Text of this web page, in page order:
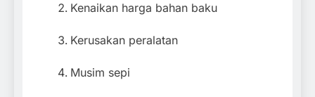
Kenaikan harga bahan baku
Kerusakan peralatan
Musim sepi